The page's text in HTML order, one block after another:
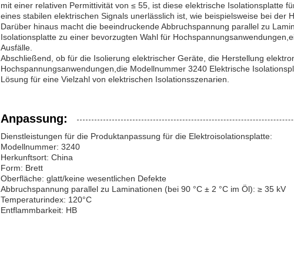
mit einer relativen Permittivität von ≤ 55, ist diese elektrische Isolationsplatte
eines stabilen elektrischen Signals unerlässlich ist, wie beispielsweise bei der
Darüber hinaus macht die beeindruckende Abbruchspannung parallel zu
Isolationsplatte zu einer bevorzugten Wahl für
Ausfälle.
Abschließend, ob für die Isolierung elektrischer Geräte, die Herstellung
Hochspannungsanwendungen,die Modellnummer 3240 Elektrische
Lösung für eine Vielzahl von elektrischen Isolationsszenarien.
Anpassung:
Dienstleistungen für die Produktanpassung für die Elektroisolationsplatte:
Modellnummer: 3240
Herkunftsort: China
Form: Brett
Oberfläche: glatt/keine wesentlichen Defekte
Abbruchspannung parallel zu Laminationen (bei 90 °C ± 2 °C im Öl): ≥ 35 kV
Temperaturindex: 120°C
Entflammbarkeit: HB